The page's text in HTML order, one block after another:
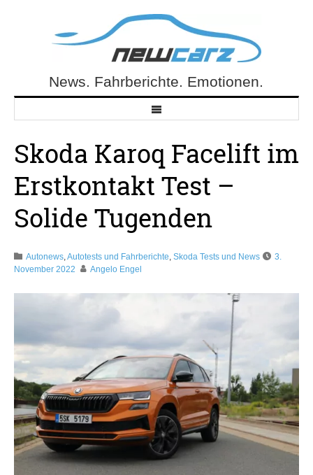
NewCarz.deNews. Fahrberichte. Emotionen.
Skoda Karoq Facelift im
Erstkontakt Test –
Solide Tugenden
Autonews,Autotests und Fahrberichte, Skoda Tests und News
3.
November 2022
Angelo Engel